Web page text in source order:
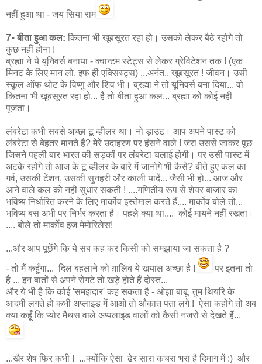
नहीं हुआ था - जय सिया राम
7॰ बीता हुआ कल: कितना भी खूबसूरत रहा हो। उसको लेकर बैठे रहोगे तो
कुछ नहीं होना !
ब्रह्मा ने ये यूनिवर्स बनाया - क्वान्टम स्टेट्स से लेकर ग्रेविटेशन तक ! (एक
मिनट के लिए मान लो, इफ ही एक्सिस्ट्स) ...अनंत.. खूबसूरत ! जीवन। उसी
स्कूल ऑफ थोट के विष्णु और शिव भी। ब्रह्मा ने तो यूनिवर्स बना दिया... वो
कितना भी खूबसूरत रहा हो... है तो बीता हुआ कल... ब्रह्मा को कोई नहीं
पूजता।
लंबरेटा कभी सबसे अच्छा टू व्हीलर था। नो ड़ाउट। आप अपने पास्ट को
लंबरेटा से बेहतर मानते हैं? मेरे उदाहरण पर हंसने वाले ! जरा उससे जाकर पूछ
जिसने पहली बार भारत की सड़कों पर लंबरेटा चलाई होगी। पर उसी पास्ट में
अटके रहोगे तो आज के टू व्हीलर के बारे में जानोगे भी कैसे? बीते हुए कल का
गर्व, उसकी टेंशन, उसकी सुनहरी और काली यादें... जैसी भी हो... आज और
आने वाले कल को नहीं सुधार सकती ! ....गणितीय रूप से शेयर बाजार का
भविष्य निर्धारित करने के लिए मार्कोव इस्तेमाल करते हैं.... मार्कोव बोले तो...
भविष्य बस अभी पर निर्भर करता है। पहले क्या था.... कोई मायने नहीं रखता।
.... बोले तो मार्कोव इज मेमोरिलेस!
...और आप पूछेंगे कि ये सब कह कर किसी को समझाया जा सकता है ?
- तो मैं कहूँगा... दिल बहलाने को ग़ालिब ये खयाल अच्छा है !
पर इतना तो
है ... इन बातों से अपने रोंगटे तो खड़े होते हैं दोस्त...
और ये भी है कि कोई 'समझदार' कह सकता है - ओझा बाबू, तुम थियरि के
आदमी लगते हो कभी अप्लाइड में आओ तो औकात पता लगे ! ऐसा कहोगे तो अब
क्या कहूँ कि प्योर मैथस वाले अप्पलाइड वालों को कैसी नजरों से देखते हैं...
...खैर शेष फिर कभी ! ...क्योंकि ऐसा ढेर सारा कचरा भरा है दिमाग में :) और